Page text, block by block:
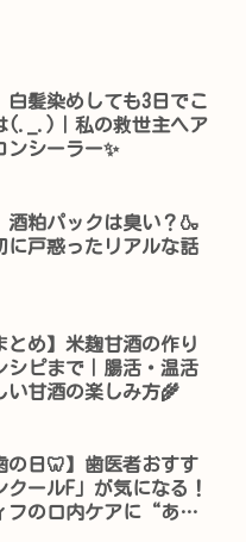
白髪染めしても3日でこ
(._.)｜私の救世主ヘア
ンシーラー✨
酒粕パックは臭い？🍶
に戸惑ったリアルな話
とめ】米麹甘酒の作り
シピまで｜腸活・温活
い甘酒の楽しみ方🌾
の日🦷】歯医者おすす
クールF」が気になる！
フの口内ケアに“あと